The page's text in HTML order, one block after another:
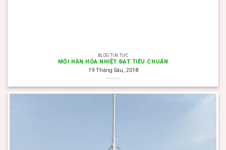
BLOG TIN TỨC
MỐI HÀN HÓA NHIỆT ĐẠT TIÊU CHUẨN
19 Tháng Sáu, 2018